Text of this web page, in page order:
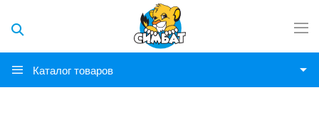
Каталог товаров